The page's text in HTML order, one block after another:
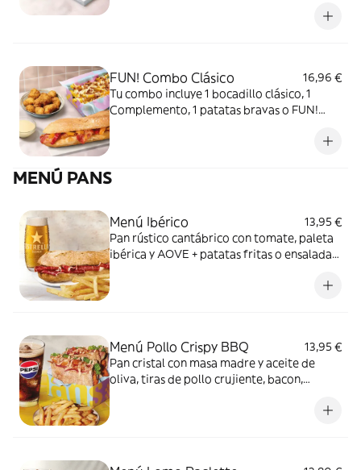
FUN! Combo Clásico
16,96 €
Tu combo incluye 1 bocadillo clásico, 1
Complemento, 1 patatas bravas o FUN!
MENÚ PANS
Menú Ibérico
13,95 €
Pan rústico cantábrico con tomate, paleta
ibérica y AOVE + patatas fritas o ensalada
Menú Pollo Crispy BBQ
13,95 €
Pan cristal con masa madre y aceite de
oliva, tiras de pollo crujiente, bacon,
BBQ y especias smoky BBQ + Patatas fritas